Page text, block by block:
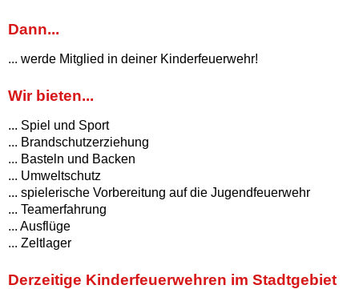
Dann...
... werde Mitglied in deiner Kinderfeuerwehr!
Wir bieten...
... Spiel und Sport
... Brandschutzerziehung
... Basteln und Backen
... Umweltschutz
... spielerische Vorbereitung auf die Jugendfeuerwehr
... Teamerfahrung
... Ausflüge
... Zeltlager
Derzeitige Kinderfeuerwehren im Stadtgebiet